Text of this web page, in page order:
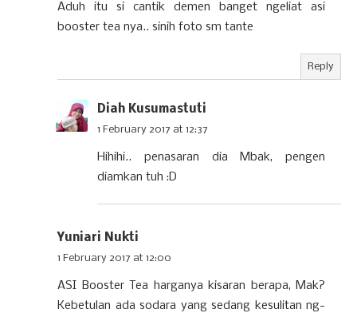
Aduh itu si cantik demen banget ngeliat asi
booster tea nya.. sinih foto sm tante
Reply
Diah Kusumastuti
1 February 2017 at 12:37
Hihihi.. penasaran dia Mbak, pengen
diamkan tuh :D
Yuniari Nukti
1 February 2017 at 12:00
ASI Booster Tea harganya kisaran berapa, Mak?
Kebetulan ada sodara yang sedang kesulitan ng-